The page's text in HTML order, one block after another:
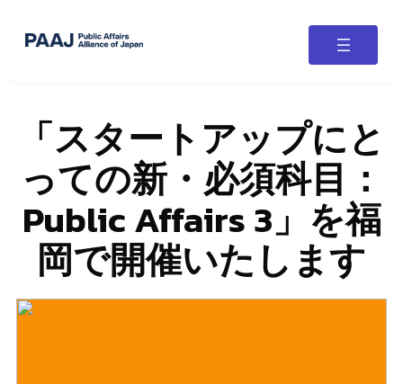
「スタートアップにと
っての新・必須科目：
Public Affairs 3」を福
岡で開催いたします